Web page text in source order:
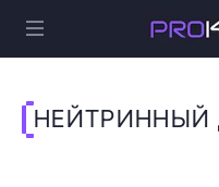
НЕЙТРИННЫЙ